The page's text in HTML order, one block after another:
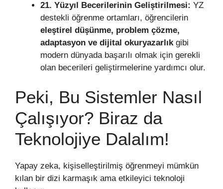
21. Yüzyıl Becerilerinin Geliştirilmesi: YZ
destekli öğrenme ortamları, öğrencilerin
eleştirel düşünme, problem çözme,
adaptasyon ve dijital okuryazarlıkgibi
modern dünyada başarılı olmak için gerekli
olan becerileri geliştirmelerine yardımcı olur.
Peki, Bu Sistemler Nasıl
Çalışıyor? Biraz da
Teknolojiye Dalalım!
Yapay zeka, kişiselleştirilmiş öğrenmeyi mümkün
kılan bir dizi karmaşık ama etkileyici teknoloji